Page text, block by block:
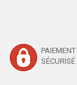
PAIEMENT
SÉCURISÉ